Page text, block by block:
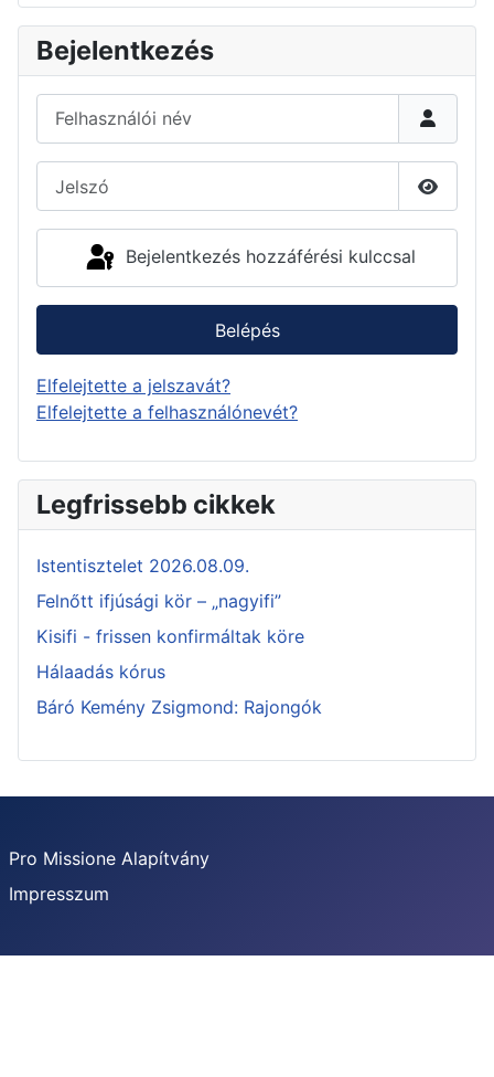
Bejelentkezés
Felhasználói név
Jelszó
Bejelentkezés hozzáférési kulccsal
Belépés
Elfelejtette a jelszavát?
Elfelejtette a felhasználónevét?
Legfrissebb cikkek
Istentisztelet 2026.08.09.
Felnőtt ifjúsági kör – „nagyifi”
Kisifi - frissen konfirmáltak köre
Hálaadás kórus
Báró Kemény Zsigmond: Rajongók
Pro Missione Alapítvány
Impresszum